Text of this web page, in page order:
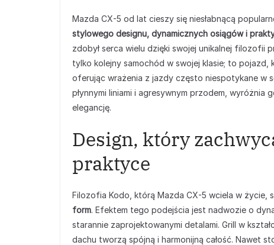
Mazda CX-5 od lat cieszy się niesłabnącą
stylowego designu, dynamicznych osiągów i
zdobył serca wielu dzięki swojej unikalnej filozofii
tylko kolejny samochód w swojej klasie; to pojazd,
oferując wrażenia z jazdy często niespotykane w
płynnymi liniami i agresywnym przodem,
elegancję.
Design, który
praktyce
Filozofia Kodo, którą Mazda CX-5 wciela w życie,
form. Efektem tego podejścia jest nadwozie o
starannie zaprojektowanymi detalami. Grill w
dachu tworzą spójną i harmonijną całość. Nawet